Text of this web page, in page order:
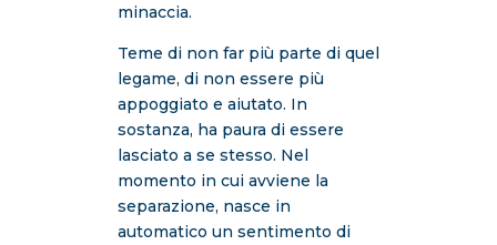
minaccia.
Teme di non far più parte di quel
legame, di non essere più
appoggiato e aiutato. In
sostanza, ha paura di essere
lasciato a se stesso. Nel
momento in cui avviene la
separazione, nasce in
automatico un sentimento di